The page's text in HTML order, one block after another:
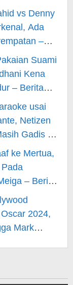
vs Denny
Ada
–
Suami
Kena
– Berita
usai
Netizen
Gadis –
ke Mertua,
– Berita
2024,
Mark